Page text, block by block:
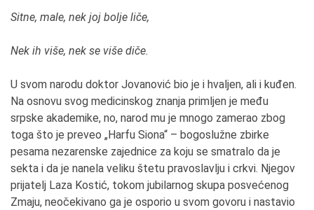
Sitne, male, nek joj bolje liče,
Nek ih više, nek se više diče.
U svom narodu doktor Jovanović bio je i hvaljen, ali i kuđen.
Na osnovu svog medicinskog znanja primljen je među
srpske akademike, no, narod mu je mnogo zamerao zbog
toga što je preveo „Harfu Siona“ – bogoslužne zbirke
pesama nezarenske zajednice za koju se smatralo da je
sekta i da je nanela veliku štetu pravoslavlju i crkvi. Njegov
prijatelj Laza Kostić, tokom jubilarnog skupa posvećenog
Zmaju, neočekivano ga je osporio u svom govoru i nastavio